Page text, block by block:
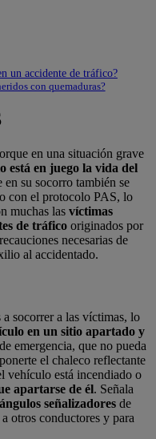
un accidente de tráfico?
con quemaduras?
en una situación grave
está en juego la vida del
en su socorro también se
con el protocolo PAS, lo
muchas las víctimas
de tráfico originados por
necesarias de
al accidentado.
socorrer a las víctimas, lo
en un sitio apartado y
emergencia, que no pueda
el chaleco reflectante
vehículo está incendiado o
apartarse de él. Señala
señalizadores de
otros conductores y para